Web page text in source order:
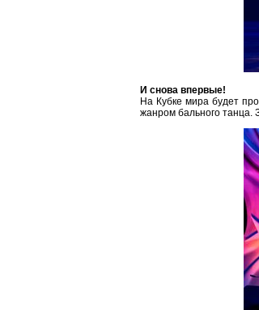
И снова впервые!
На Кубке мира будет
жанром бального танца.